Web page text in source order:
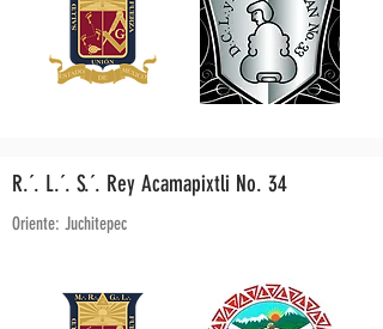
R.´. L.´. S.´. Rey Acamapixtli No. 34
Oriente: Juchitepec